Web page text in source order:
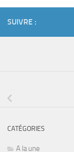
SUIVRE :
CATÉGORIES
A la une